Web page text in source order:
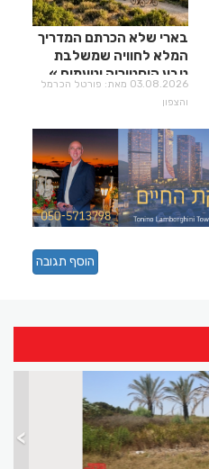
בארי שלא הכרתם המדריך
המלא לחוויה שמשלבת
טבע היסטוריה וטעמים
03.08.2026 מאת: פורטל הכרמל
והצפון
הוסף תגובה
>